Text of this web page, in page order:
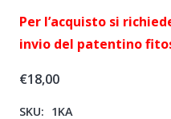
Per l’acquisto si
invio del patentino
€18,00
SKU: 1KA